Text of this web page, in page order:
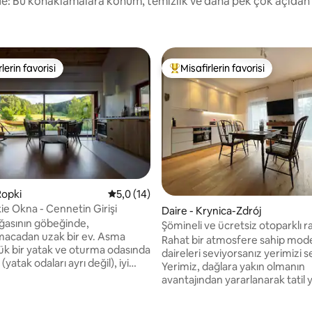
favorilerinden en beğenilenler arasında
favorisi
5 üzerinden ortalama 5,0 puan, 14
5,0 (14)
Okna - Cennetin Girişi
göbeğinde,
uzak bir ev. ​Asma
bir yatak ve oturma odasında
odaları ayrı değil), iyi
Misafirlerin favorilerinden en
Misafirlerin favorisi
Daire - Krynica-Zdrój
Şömineli ve ücretsiz otoparklı
Rahat bir atmosfere sahip
daireleri seviyorsanız yerimizi
Yerimiz, dağlara yakın olmanın
avantajından yararlanarak tatil